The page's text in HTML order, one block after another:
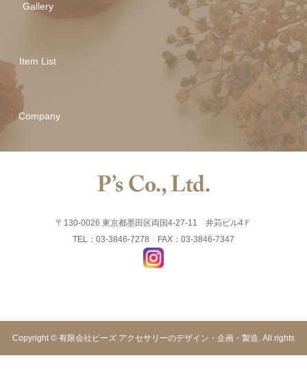
Gallery
Item List
Company
〒130-0026 東京都墨田区両国4-27-11 井苅ビル4Ｆ
TEL：03-3846-7278 FAX：03-3846-7347
Copyright © 有限会社ピーズ アクセサリーのデザイン・企画・製造. All rights